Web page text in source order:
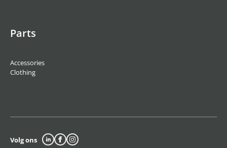
Parts
Accessories
Clothing
Volg ons